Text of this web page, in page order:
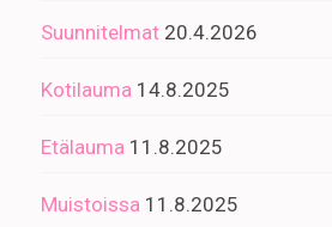
Suunnitelmat 20.4.2026
Kotilauma 14.8.2025
Etälauma 11.8.2025
Muistoissa 11.8.2025